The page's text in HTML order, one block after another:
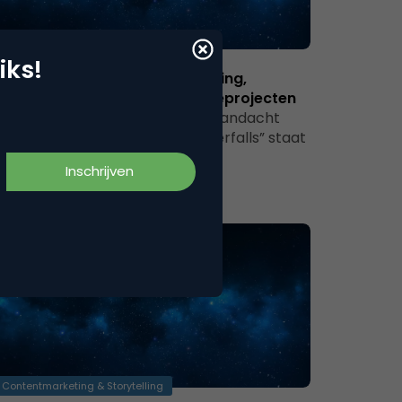
Transmedia Storytelling,
voor communicatieprojecten
vertel je een verhaal dat de aandacht
go chasing waterfalls” staat
de cover van het boek…
Contentmarketing & Storytelling